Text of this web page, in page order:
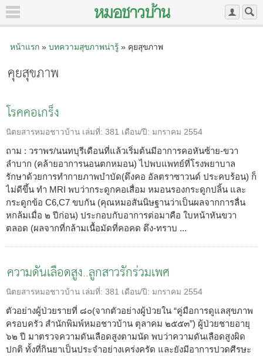
หน้าแรก» บทความสุขภาพน่ารู้» คุยสุขภาพ
คุยสุขภาพ
โรคคอเกร็ง
นิตยสารหมอชาวบ้าน เล่มที่: 381 เดือน/ปี: มกราคม 2554
ถาม : วราพร/นนทบุรีเดือนที่แล้วเริ่มต้นมีอาการคอหันซ้าย-ขวา
ลำบาก (คล้ายอาการนอนตกหมอน) ไปพบแพทย์ที่โรงพยาบาล
รักษาด้วยการทำกายภาพบำบัด(ดึงคอ อัลตราซาวนด์ ประคบร้อน) ก็
ไม่ดีขึ้น ทำ MRI พบว่ากระดูกคอเสื่อม หมอนรองกระดูกปลิ้น และ
กระดูกข้อ C6,C7 ขบกัน (คุณหมอสันนิษฐานว่าเป็นผลจากการลื่น
หกล้มเมื่อ ๒ ปีก่อน) ประกอบกับอาการต่อมาคือ ใบหน้าหันขวา
ตลอด (ผลจากที่กล้ามเนื้อมัดที่คอคด ดึง-ทราบ ...
ความดันเลือดสูง..ลูกสาวรักร่วมเพศ
นิตยสารหมอชาวบ้าน เล่มที่: 381 เดือน/ปี: มกราคม 2554
ตัวอย่างผู้ป่วยรายที่ ๘๐(จากตัวอย่างผู้ป่วยใน “คู่มือการดูแลสุขภาพ
ครอบครัว สำนักพิมพ์หมอชาวบ้าน ตุลาคม ๒๕๕๓”) ผู้ป่วยชายอายุ
๖๒ ปี มาตรวจความดันเลือดสูงตามนัด พบว่าความดันเลือดสูงผิด
ปกติ ทั้งที่กินยาเป็นประจำอย่างเคร่งครัด และยังมีอาการปวดศีรษะ